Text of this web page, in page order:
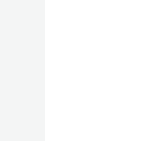
Как